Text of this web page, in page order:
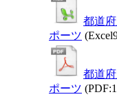
都道
ポーツ
都道
ポーツ